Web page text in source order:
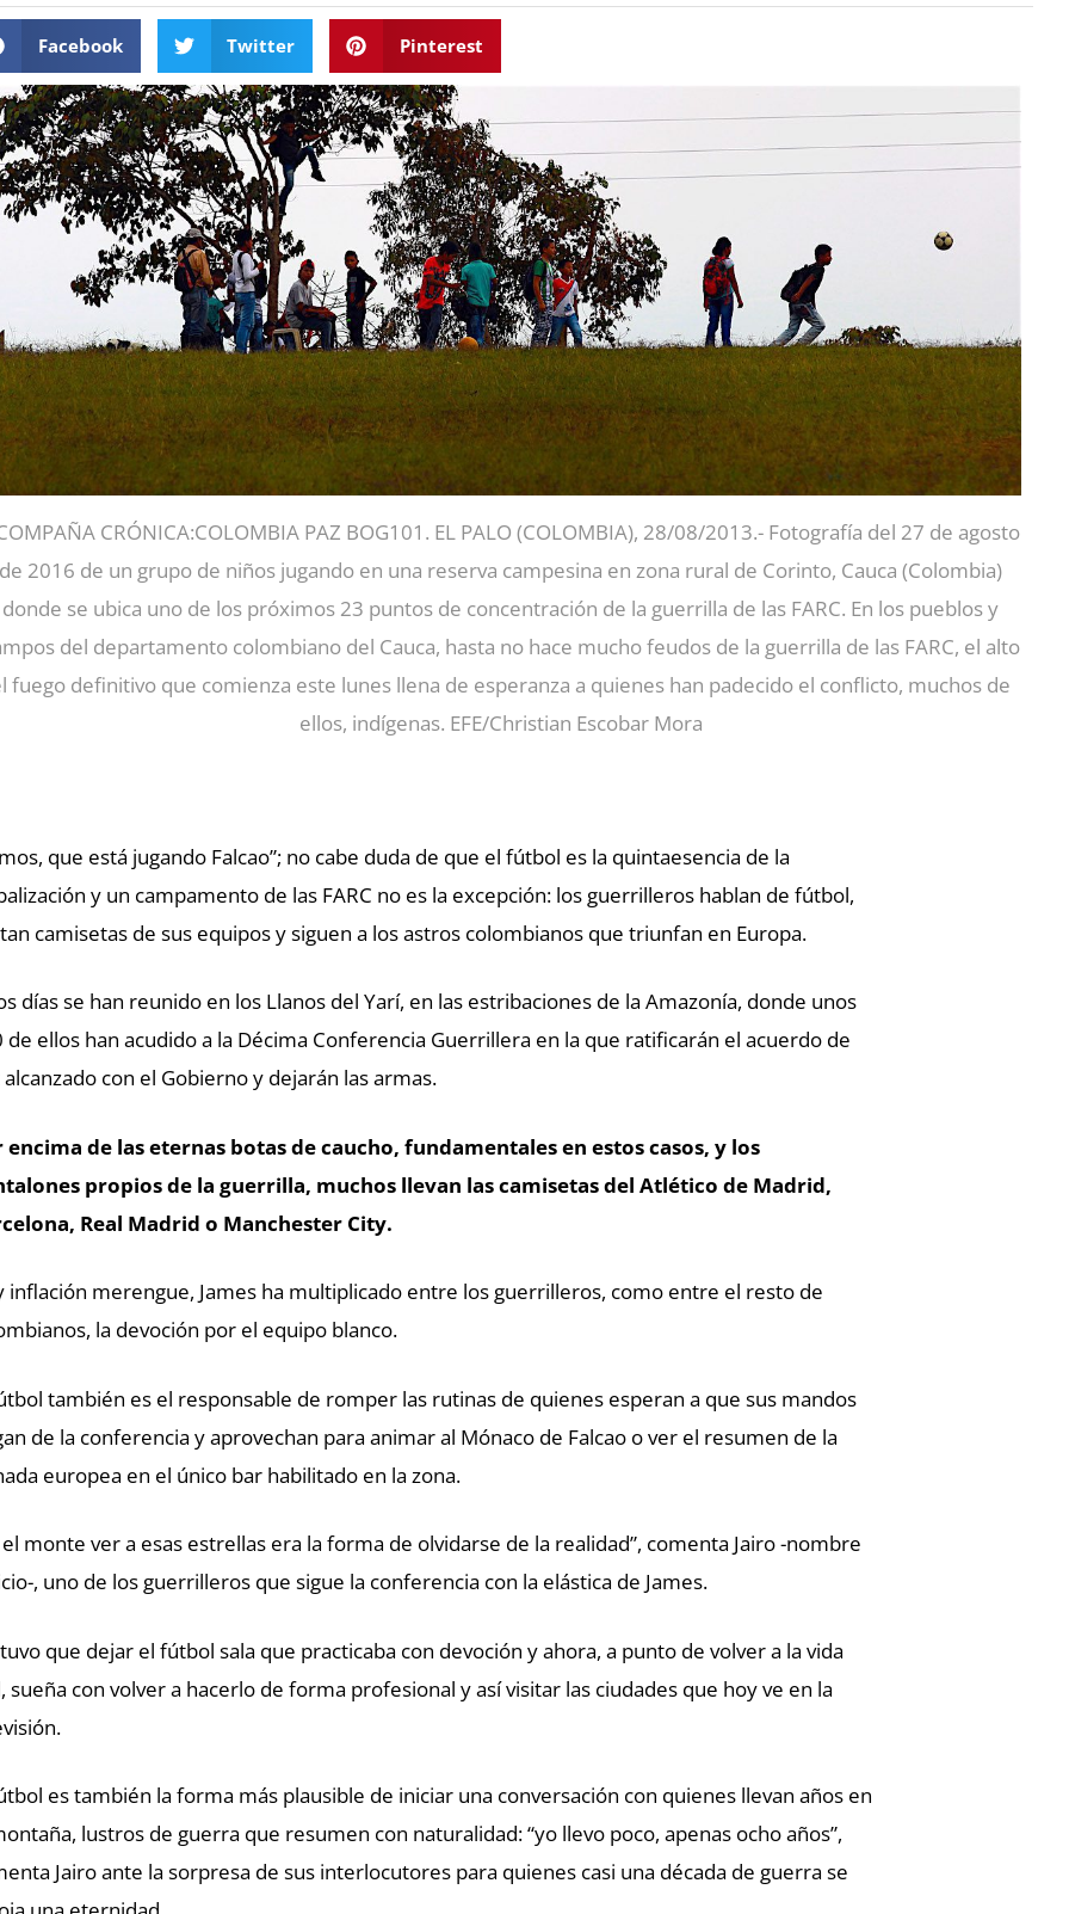
Facebook Twitter Pinterest
CRÓNICA:COLOMBIA PAZ BOG101. EL PALO (COLOMBIA), 28/08/2013.- Fotografía del 27 de agosto
de 2016 de un grupo de niños jugando en una reserva campesina en zona rural de Corinto, Cauca (Colombia)
donde se ubica uno de los próximos 23 puntos de concentración de la guerrilla de las FARC. En los pueblos y
del departamento colombiano del Cauca, hasta no hace mucho feudos de la guerrilla de las FARC, el alto
fuego definitivo que comienza este lunes llena de esperanza a quienes han padecido el conflicto, muchos de
ellos, indígenas. EFE/Christian Escobar Mora
que está jugando Falcao”; no cabe duda de que el fútbol es la quintaesencia de la
y un campamento de las FARC no es la excepción: los guerrilleros hablan de fútbol,
camisetas de sus equipos y siguen a los astros colombianos que triunfan en Europa.
días se han reunido en los Llanos del Yarí, en las estribaciones de la Amazonía, donde unos
de ellos han acudido a la Décima Conferencia Guerrillera en la que ratificarán el acuerdo de
alcanzado con el Gobierno y dejarán las armas.
encima de las eternas botas de caucho, fundamentales en estos casos, y los
propios de la guerrilla, muchos llevan las camisetas del Atlético de Madrid,
Real Madrid o Manchester City.
inflación merengue, James ha multiplicado entre los guerrilleros, como entre el resto de
la devoción por el equipo blanco.
también es el responsable de romper las rutinas de quienes esperan a que sus mandos
de la conferencia y aprovechan para animar al Mónaco de Falcao o ver el resumen de la
europea en el único bar habilitado en la zona.
el monte ver a esas estrellas era la forma de olvidarse de la realidad”, comenta Jairo -nombre
, uno de los guerrilleros que sigue la conferencia con la elástica de James.
que dejar el fútbol sala que practicaba con devoción y ahora, a punto de volver a la vida
sueña con volver a hacerlo de forma profesional y así visitar las ciudades que hoy ve en la
es también la forma más plausible de iniciar una conversación con quienes llevan años en
lustros de guerra que resumen con naturalidad: “yo llevo poco, apenas ocho años”,
Jairo ante la sorpresa de sus interlocutores para quienes casi una década de guerra se